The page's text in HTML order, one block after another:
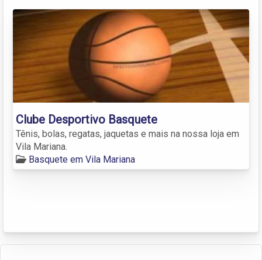
Clube Desportivo Basquete
Tênis, bolas, regatas, jaquetas e mais na nossa loja em
Vila Mariana.
Basquete em Vila Mariana